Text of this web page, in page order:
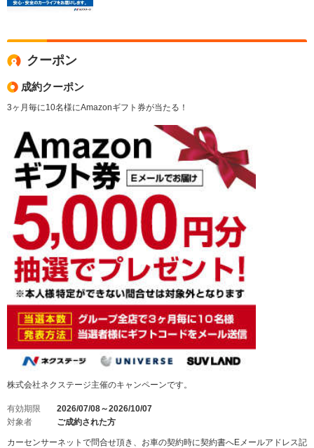
クーポン
成約クーポン
3ヶ月毎に10名様にAmazonギフト券が当たる！
株式会社ネクステージ主催のキャンペーンです。
有効期限
2026/07/08～2026/10/07
対象者
ご成約された方
カーセンサーネットで問合せ頂き、お車の契約時に契約書へEメールアドレス記